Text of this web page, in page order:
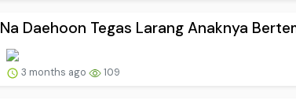
Na Daehoon Tegas Larang Anaknya
3 months ago 109